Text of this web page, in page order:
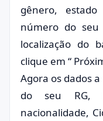
gênero,
número do
localização do
clique em “
Agora os dados
do seu RG,
nacionalidade,